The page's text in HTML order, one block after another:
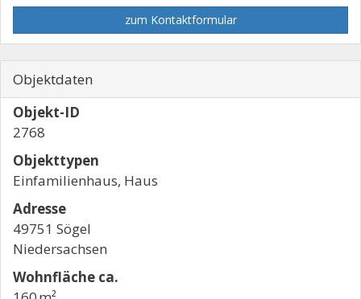
zum Kontaktformular
Objektdaten
Objekt-ID
2768
Objekttypen
Einfamilienhaus, Haus
Adresse
49751 Sögel
Niedersachsen
Wohnfläche ca.